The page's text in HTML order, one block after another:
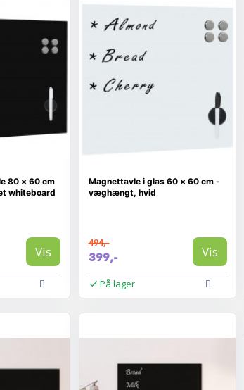
80 × 60 cm
whiteboard
Vis
Magnettavle i glas 60 × 60 cm -
væghængt, hvid
494,-
399,- Vis
På lager